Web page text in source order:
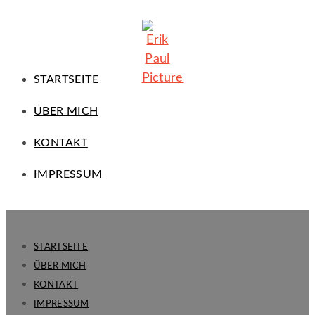
STARTSEITE
ÜBER MICH
KONTAKT
IMPRESSUM
STARTSEITE
ÜBER MICH
KONTAKT
IMPRESSUM